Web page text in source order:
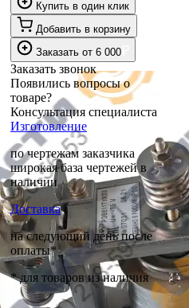
Купить в один клик
Добавить в корзину
Заказать от 6 000
Заказать звонок
Появились вопросы о
товаре?
Консультация специалиста
Изготовление
по чертежам заказчика
широкая база чертежей в
наличии
Доставка
на следующий день после
оплаты*
* для товаров из наличия